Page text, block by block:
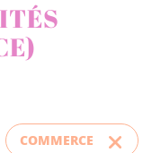
COMMERCE